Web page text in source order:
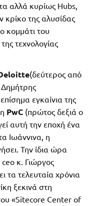
αλλά κυρίως Hubs,
κρίκο της αλυσίδας
κομμάτι του
τεχνολογίας
tte(δεύτερος από
εγκαίνια της
PwC (πρώτος δεξιά ο
αυτή την εποχή ένα
Ιωάννινα, η
Την ίδια ώρα
κ. Γιώργος
τα τελευταία χρόνια
ξεκινά στη
«Sitecore Center of